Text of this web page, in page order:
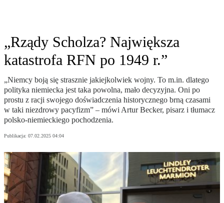
„Rządy Scholza? Największa
katastrofa RFN po 1949 r.”
„Niemcy boją się strasznie jakiejkolwiek wojny. To m.in. dlatego
polityka niemiecka jest taka powolna, mało decyzyjna. Oni po
prostu z racji swojego doświadczenia historycznego brną czasami
w taki niezdrowy pacyfizm” – mówi Artur Becker, pisarz i tłumacz
polsko-niemieckiego pochodzenia.
Publikacja: 07.02.2025 04:04